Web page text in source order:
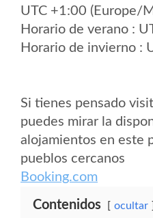
UTC +1:00 (Europe/
Horario de verano :
Horario de invierno :
Si tienes pensado
puedes mirar la
alojamientos en este
pueblos cercanos
Booking.com
Contenidos ocultar